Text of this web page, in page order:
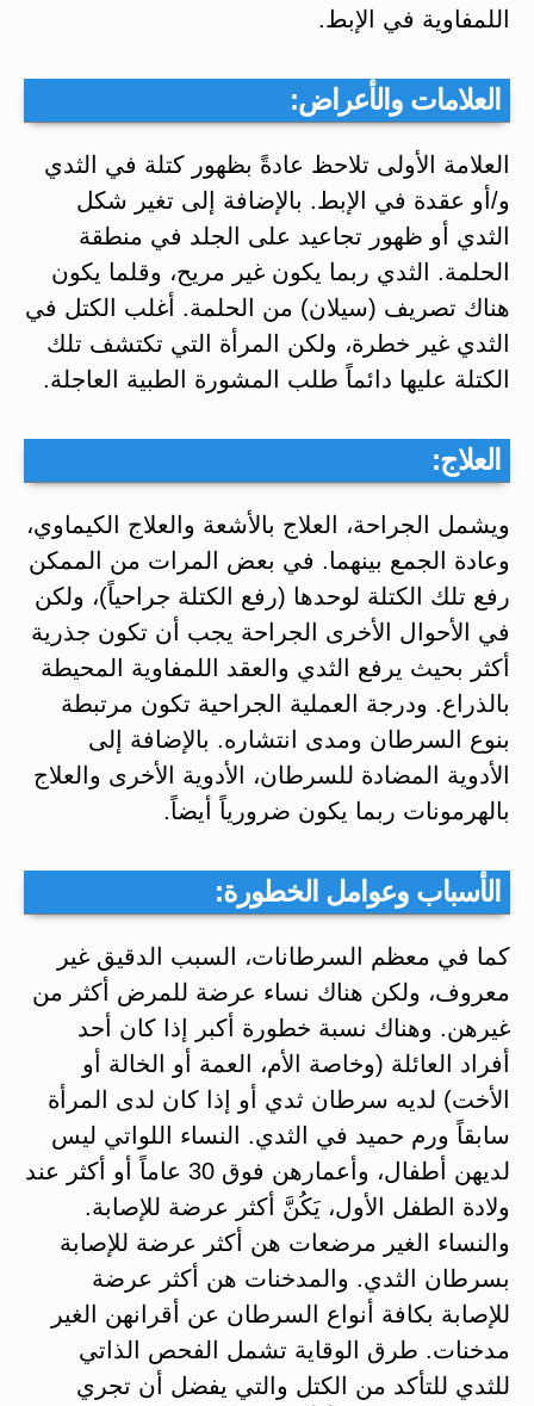
اللمفاوية في الإبط.
العلامات والأعراض:
العلامة الأولى تلاحظ عادةً بظهور كتلة في الثدي
و/أو عقدة في الإبط. بالإضافة إلى تغير شكل
الثدي أو ظهور تجاعيد على الجلد في منطقة
الحلمة. الثدي ربما يكون غير مريح، وقلما يكون
هناك تصريف (سيلان) من الحلمة. أغلب الكتل في
الثدي غير خطرة، ولكن المرأة التي تكتشف تلك
الكتلة عليها دائماً طلب المشورة الطبية العاجلة.
العلاج:
ويشمل الجراحة، العلاج بالأشعة والعلاج الكيماوي،
وعادة الجمع بينهما. في بعض المرات من الممكن
رفع تلك الكتلة لوحدها (رفع الكتلة جراحياً)، ولكن
في الأحوال الأخرى الجراحة يجب أن تكون جذرية
أكثر بحيث يرفع الثدي والعقد اللمفاوية المحيطة
بالذراع. ودرجة العملية الجراحية تكون مرتبطة
بنوع السرطان ومدى انتشاره. بالإضافة إلى
الأدوية المضادة للسرطان، الأدوية الأخرى والعلاج
بالهرمونات ربما يكون ضرورياً أيضاً.
الأسباب وعوامل الخطورة:
كما في معظم السرطانات، السبب الدقيق غير
معروف، ولكن هناك نساء عرضة للمرض أكثر من
غيرهن. وهناك نسبة خطورة أكبر إذا كان أحد
أفراد العائلة (وخاصة الأم، العمة أو الخالة أو
الأخت) لديه سرطان ثدي أو إذا كان لدى المرأة
سابقاً ورم حميد في الثدي. النساء اللواتي ليس
لديهن أطفال، وأعمارهن فوق 30 عاماً أو أكثر عند
ولادة الطفل الأول، يَكُنَّ أكثر عرضة للإصابة.
والنساء الغير مرضعات هن أكثر عرضة للإصابة
بسرطان الثدي. والمدخنات هن أكثر عرضة
للإصابة بكافة أنواع السرطان عن أقرانهن الغير
مدخنات. طرق الوقاية تشمل الفحص الذاتي
للثدي للتأكد من الكتل والتي يفضل أن تجري